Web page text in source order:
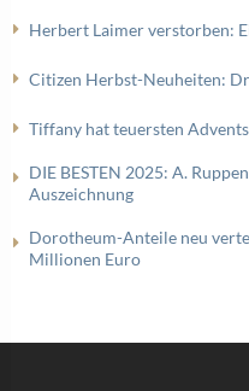
Herbert Laimer verstorben:
Citizen Herbst-Neuheiten:
Tiffany hat teuersten
DIE BESTEN 2025: A.
Auszeichnung
Dorotheum-Anteile neu
Millionen Euro